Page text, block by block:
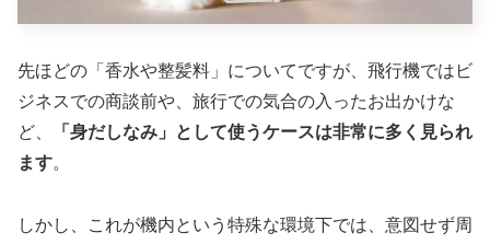
先ほどの「香水や整髪料」についてですが、飛行機ではビ
ジネスでの商談前や、旅行での気合の入ったお出かけな
ど、
「身だしなみ」として使うケースは非常に多く見られ
ます。
しかし、これが機内という特殊な環境下では、意図せず周